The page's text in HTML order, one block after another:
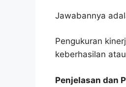
Jawabannya
Pengukuran
keberhasilan
Penjelasan dan